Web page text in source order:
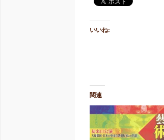
いいね:
関連